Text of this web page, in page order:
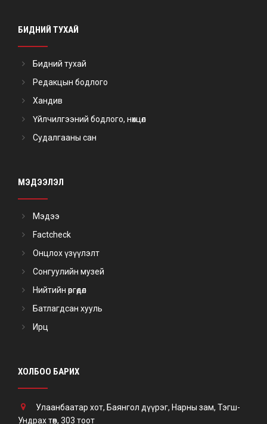
БИДНИЙ ТУХАЙ
Бидний тухай
Редакцын бодлого
Хандив
Үйлчилгээний бодлого, нөхцөл
Судалгааны сан
МЭДЭЭЛЭЛ
Мэдээ
Factcheck
Онцлох үзүүлэлт
Сонгуулийн музей
Нийтийн өргөдөл
Батлагдсан хууль
Ирц
ХОЛБОО БАРИХ
Улаанбаатар хот, Баянгол дүүрэг, Нарны зам, Тэгш-
Ундрах төв, 303 тоот